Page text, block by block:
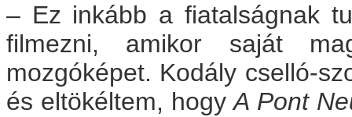
– Ez inkább a fiatalságnak
filmezni, amikor saját
mozgóképet. Kodály cselló-
és eltökéltem, hogyA Pont